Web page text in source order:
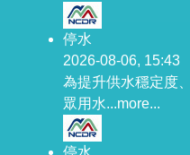
停水
2026-08-06, 15:43
為提升供水穩定度
眾用水...more...